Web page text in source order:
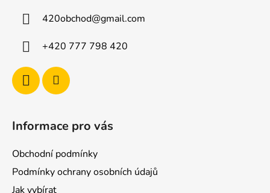
420obchod@gmail.com
+420 777 798 420
Informace pro vás
Obchodní podmínky
Podmínky ochrany osobních údajů
Jak vybírat